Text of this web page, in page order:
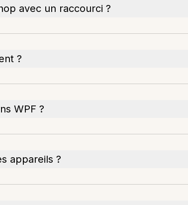
avec un raccourci ?
?
WPF ?
appareils ?